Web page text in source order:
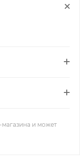
магазина и может